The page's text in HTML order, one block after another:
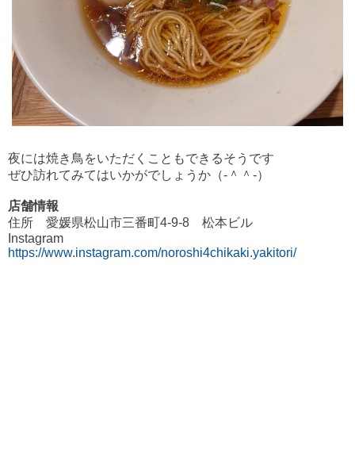
夜には焼き鳥をいただくこともできるそうです
ぜひ訪れてみてはいかがでしょうか（‐＾＾‐）
店舗情報
住所 愛媛県松山市三番町4-9-8 松本ビル
Instagram
https://www.instagram.com/noroshi4chikaki.yakitori/